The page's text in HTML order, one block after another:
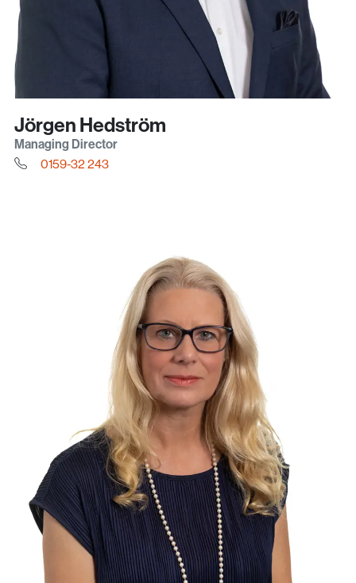
Jörgen Hedström
Managing Director
0159-32 243